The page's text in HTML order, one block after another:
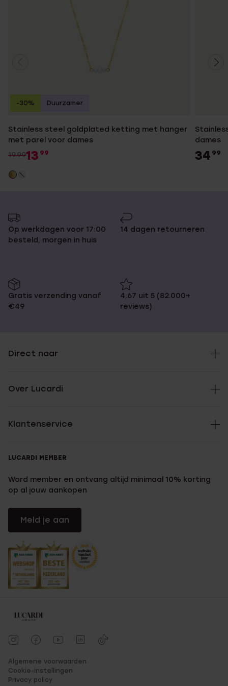
Stainless steel goldplated ketting met hanger
met parel voor dames
19.9913 99
-30% Duurzamer
dames
34 99
Op werkdagen voor 17:00
besteld, morgen in huis
14 dagen retourneren
Gratis verzending vanaf
€49
4,67 uit 5 (82.000+
reviews)
Direct naar
Over Lucardi
Klantenservice
LUCARDI MEMBER
Word member en ontvang altijd minimaal 10% korting
op al jouw aankopen
Meld je aan
Algemene voorwaarden
Cookie-instellingen
Privacy policy